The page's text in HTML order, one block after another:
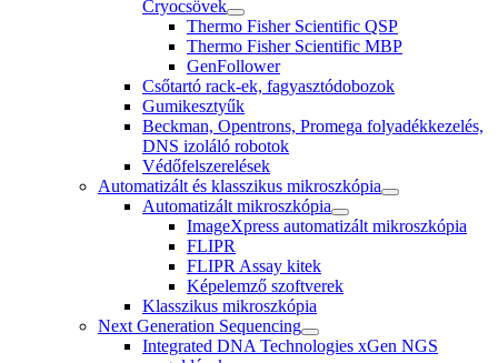
Cryocsövek
Thermo Fisher Scientific QSP
Thermo Fisher Scientific MBP
GenFollower
Csőtartó rack-ek, fagyasztódobozok
Gumikesztyűk
Beckman, Opentrons, Promega folyadékkezelés,
DNS izoláló robotok
Védőfelszerelések
Automatizált és klasszikus mikroszkópia
Automatizált mikroszkópia
ImageXpress automatizált mikroszkópia
FLIPR
FLIPR Assay kitek
Képelemző szoftverek
Klasszikus mikroszkópia
Next Generation Sequencing
Integrated DNA Technologies xGen NGS